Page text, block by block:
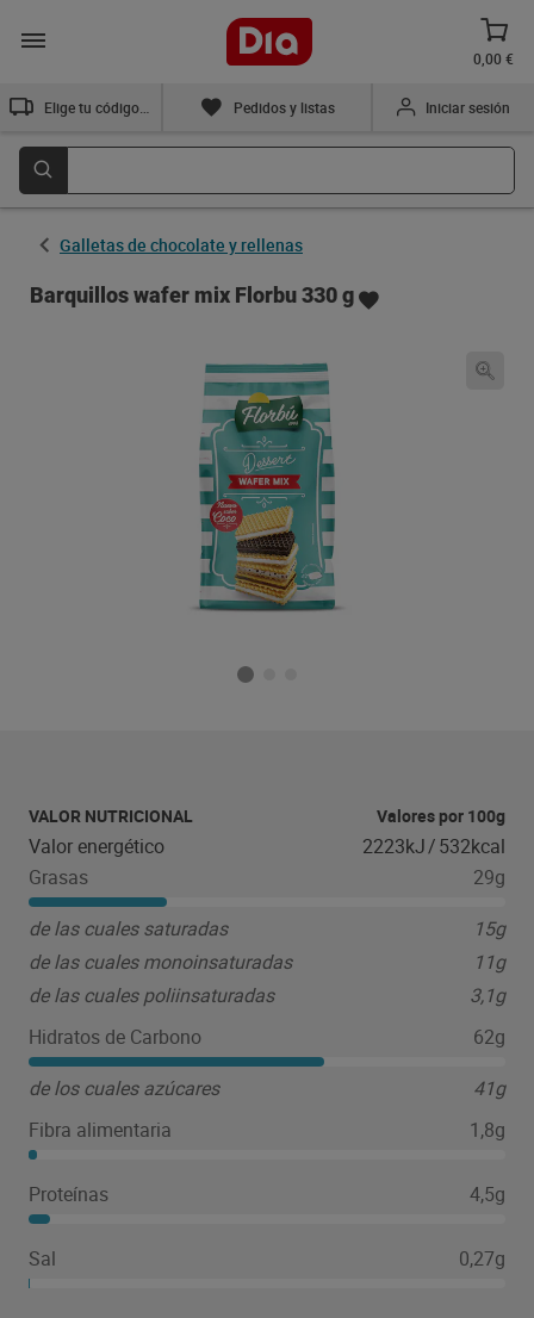
0,00 €
Pedidos y listas Iniciar sesión
Galletas de chocolate y rellenas
Barquillos wafer mix Florbu 330 g
VALOR NUTRICIONAL Valores por 100g
Valor energético 2223kJ/532kcal
Grasas
29g
de las cuales saturadas
15g
de las cuales monoinsaturadas
11g
de las cuales poliinsaturadas
3,1g
Hidratos de Carbono
62g
de los cuales azúcares
41g
Fibra alimentaria
1,8g
Proteínas 4,5g
Sal 0,27g